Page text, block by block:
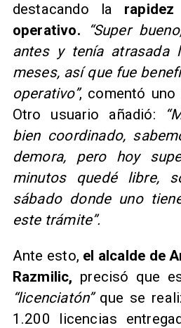
destacando la
operativo.
“Super
antes y tenía atrasada
meses, así que fue
operativo”, comentó
Otro usuario añadió:
bien coordinado,
demora, pero hoy
minutos quedé libre,
sábado donde uno
este trámite”.
Ante esto, el alcalde de
Razmilic, precisó que
“licenciatón” que se
1.200 licencias